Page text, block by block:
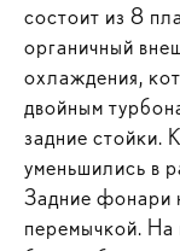
состоит из 8
органичный
охлаждения,
двойным
задние стойки.
уменьшились в
Задние фонари
перемычкой. На